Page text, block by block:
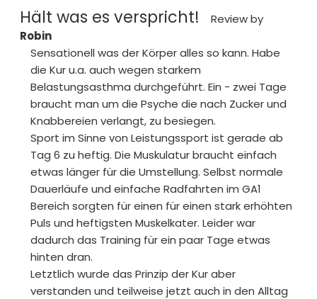
Hält was es verspricht!
Review by
Robin
Sensationell was der Körper alles so kann. Habe
die Kur u.a. auch wegen starkem
Belastungsasthma durchgeführt. Ein - zwei Tage
braucht man um die Psyche die nach Zucker und
Knabbereien verlangt, zu besiegen.
Sport im Sinne von Leistungssport ist gerade ab
Tag 6 zu heftig. Die Muskulatur braucht einfach
etwas länger für die Umstellung. Selbst normale
Dauerläufe und einfache Radfahrten im GA1
Bereich sorgten für einen für einen stark erhöhten
Puls und heftigsten Muskelkater. Leider war
dadurch das Training für ein paar Tage etwas
hinten dran.
Letztlich wurde das Prinzip der Kur aber
verstanden und teilweise jetzt auch in den Alltag